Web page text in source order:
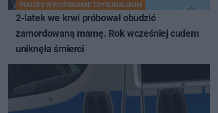
PROCES W PIOTRKOWIE TRYBUNALSKIM
2-latek we krwi próbował obudzić
zamordowaną mamę. Rok wcześniej cudem
uniknęła śmierci